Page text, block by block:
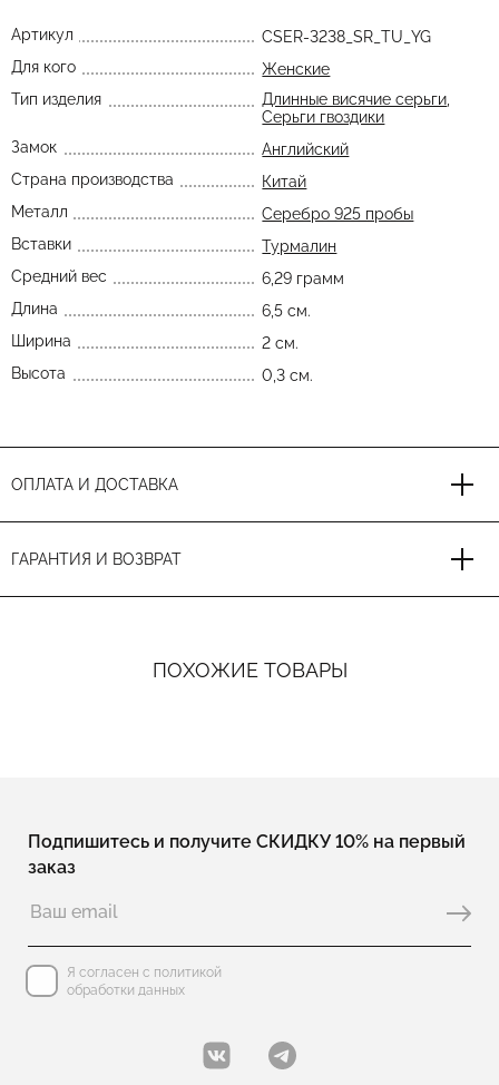
Артикул
CSER-3238_SR_TU_YG
Для кого
Женские
Тип изделия
Длинные висячие серьги
Серьги гвоздики
Замок
Английский
Страна производства
Китай
Металл
Серебро 925 пробы
Вставки
Турмалин
Средний вес
6,29 грамм
Длина
6,5 см.
Ширина
2 см.
Высота
0,3 см.
ОПЛАТА И ДОСТАВКА
ГАРАНТИЯ И ВОЗВРАТ
ПОХОЖИЕ ТОВАРЫ
Подпишитесь и получите СКИДКУ 10% на первый
заказ
Я согласен с политикой
обработки данных